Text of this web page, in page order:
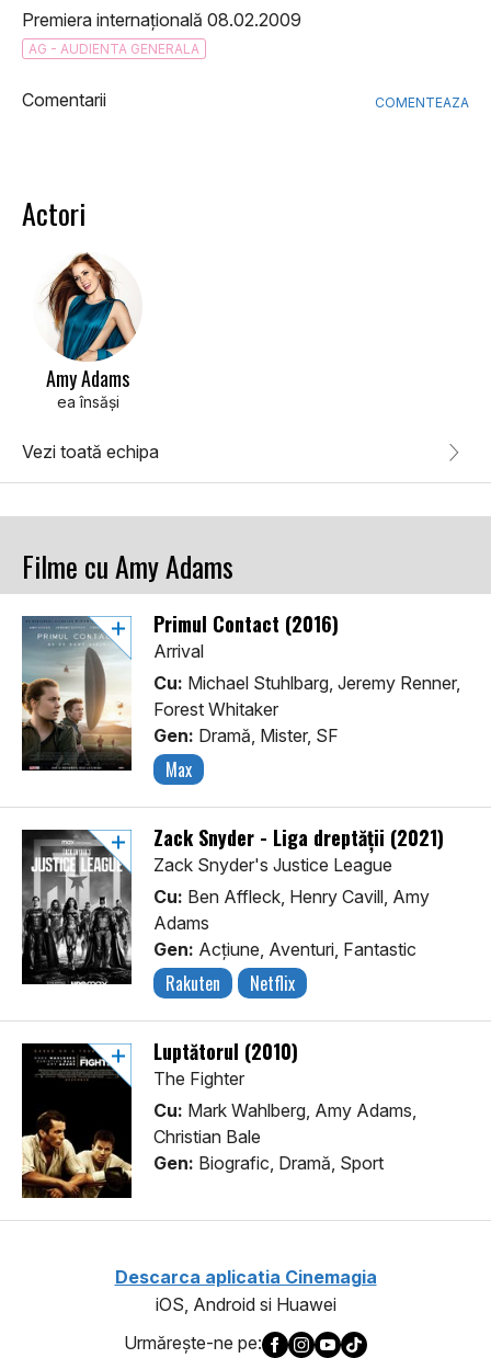
Premiera internațională 08.02.2009
AG - AUDIENTA GENERALA
Comentarii COMENTEAZA
Actori
Amy Adams
ea însăși
Vezi toată echipa
Filme cu Amy Adams
Primul Contact (2016)
Arrival
Cu: Michael Stuhlbarg, Jeremy Renner,
Forest Whitaker
Gen: Dramă, Mister, SF
Max
Zack Snyder - Liga dreptății (2021)
Zack Snyder's Justice League
Cu: Ben Affleck, Henry Cavill, Amy
Adams
Gen: Acţiune, Aventuri, Fantastic
Rakuten Netflix
Luptătorul (2010)
The Fighter
Cu: Mark Wahlberg, Amy Adams,
Christian Bale
Gen: Biografic, Dramă, Sport
Descarca aplicatia Cinemagia
iOS, Android si Huawei
Urmăreşte-ne pe: